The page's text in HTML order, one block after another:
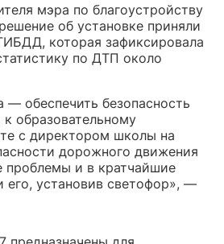
мэра по благоустройству
об установке приняли
которая зафиксировала
по ДТП около
— обеспечить безопасность
образовательному
с директором школы на
дорожного движения
и в кратчайшие
его, установив светофор», —